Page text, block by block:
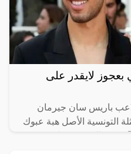
لايقدر على
باريس سان جيرمان
التونسية الأصل هبة عبوك